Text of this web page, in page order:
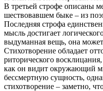
В третьей строфе описаны
шествовавшем быке – из
Последняя строфа
мысль достигает
выдуманная вещь, она
Стихотворение обладает
риторического
как он видит окружающий
бессмертную сущность,
стихотворение – заметно,